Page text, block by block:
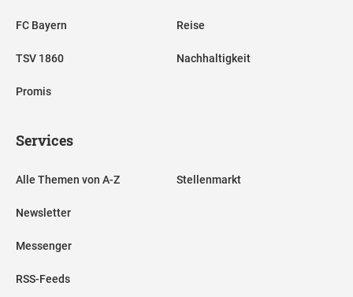
FC Bayern
TSV 1860
Promis
Reise
Nachhaltigkeit
Services
Alle Themen von A-Z
Newsletter
Messenger
RSS-Feeds
Stellenmarkt